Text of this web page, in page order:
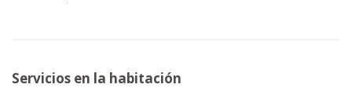
Servicios en la habitación